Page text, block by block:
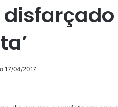
17/04/2017